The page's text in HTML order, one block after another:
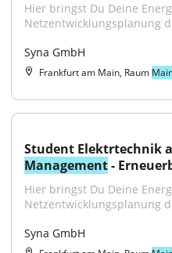
Hier bringst Du Deine
Netzentwicklungsplanung
Syna GmbH
Frankfurt am Main, Raum
Management -
Hier bringst Du Deine
Netzentwicklungsplanung
Syna GmbH